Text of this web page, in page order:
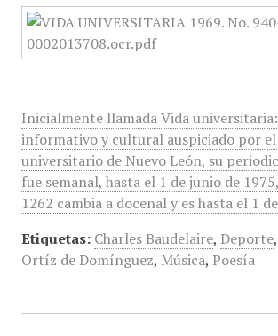
Inicialmente llamada Vida
informativo y cultural auspiciado por
universitario de Nuevo León, su
fue semanal, hasta el 1 de junio de
1262 cambia a docenal y es hasta el 1
Etiquetas: Charles Baudelaire, Deporte,
Ortíz de Domínguez, Música, Poesía